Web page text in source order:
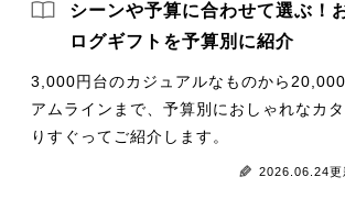
シーンや予算に合わせて選ぶ！
ログギフトを予算別に紹介
3,000円台のカジュアルなものから
アムラインまで、予算別におしゃれなカ
りすぐってご紹介します。
2026.06.24更